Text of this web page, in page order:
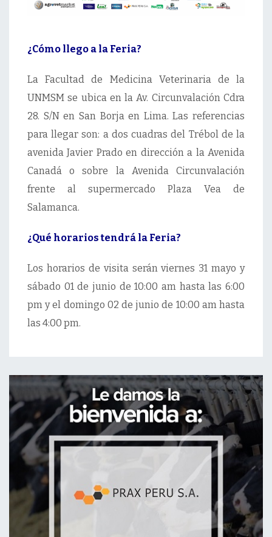
¿Cómo llego a la Feria?
La Facultad de Medicina Veterinaria de la
UNMSM se ubica en la Av. Circunvalación Cdra
28. S/N en San Borja en Lima. Las referencias
para llegar son: a dos cuadras del Trébol de la
avenida Javier Prado en dirección a la Avenida
Canadá o sobre la Avenida Circunvalación
frente al supermercado Plaza Vea de
Salamanca.
¿Qué horarios tendrá la Feria?
Los horarios de visita serán viernes 31 mayo y
sábado 01 de junio de 10:00 am hasta las 6:00
pm y el domingo 02 de junio de 10:00 am hasta
las 4:00 pm.